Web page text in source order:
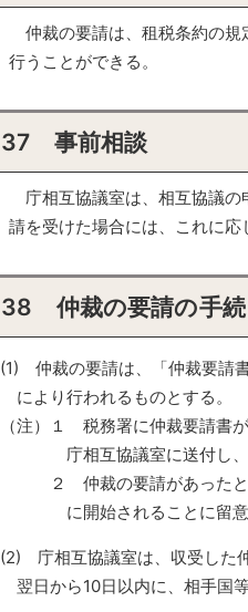
仲裁の要請は、租税条約の
行うことができる。
37 事前相談
庁相互協議室は、相互協議
請を受けた場合には、これに応
38 仲裁の要請の手続
(1) 仲裁の要請は、「仲裁要請
により行われるものとする。
（注）
１
税務署に仲裁要請書
庁相互協議室に送付し
２ 仲裁の要請があった
に開始されることに留意
(2) 庁相互協議室は、収受した
翌日から10日以内に、相手国